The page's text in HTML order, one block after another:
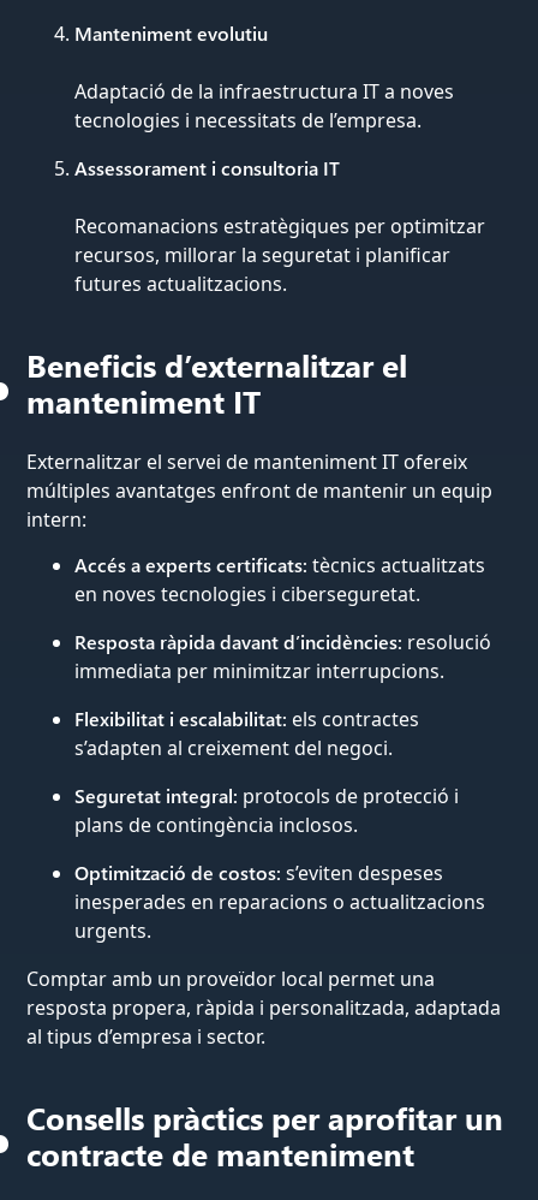
Manteniment evolutiu
Adaptació de la infraestructura IT a noves
tecnologies i necessitats de l’empresa.
Assessorament i consultoria IT
Recomanacions estratègiques per optimitzar
recursos, millorar la seguretat i planificar
futures actualitzacions.
Beneficis d’externalitzar el
manteniment IT
Externalitzar el servei de manteniment IT ofereix
múltiples avantatges enfront de mantenir un equip
intern:
Accés a experts certificats: tècnics actualitzats
en noves tecnologies i ciberseguretat.
Resposta ràpida davant d’incidències: resolució
immediata per minimitzar interrupcions.
Flexibilitat i escalabilitat: els contractes
s’adapten al creixement del negoci.
Seguretat integral: protocols de protecció i
plans de contingència inclosos.
Optimització de costos: s’eviten despeses
inesperades en reparacions o actualitzacions
urgents.
Comptar amb un proveïdor local permet una
resposta propera, ràpida i personalitzada, adaptada
al tipus d’empresa i sector.
Consells pràctics per aprofitar un
contracte de manteniment